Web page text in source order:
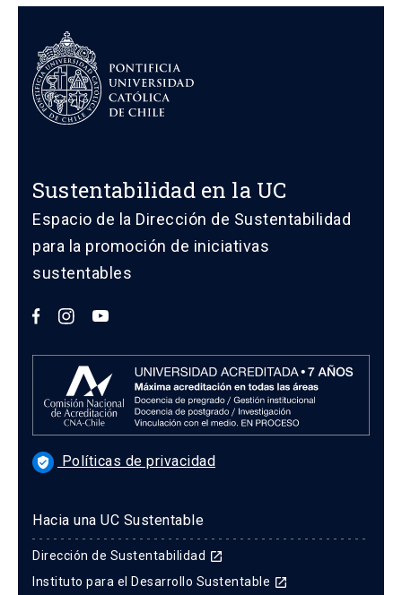
Sustentabilidad en la UC
Espacio de la Dirección de Sustentabilidad
para la promoción de iniciativas
sustentables
verified_user Políticas de privacidad
Hacia una UC Sustentable
Dirección de Sustentabilidad launch
Instituto para el Desarrollo Sustentable launch